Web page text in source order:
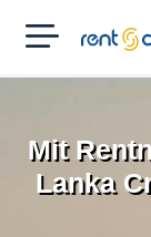
RENT'N
CONNECT
Mit
Lanka